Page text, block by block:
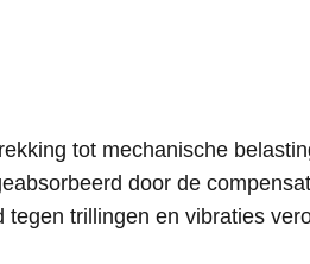
tot mechanische
door de
trillingen en vibraties